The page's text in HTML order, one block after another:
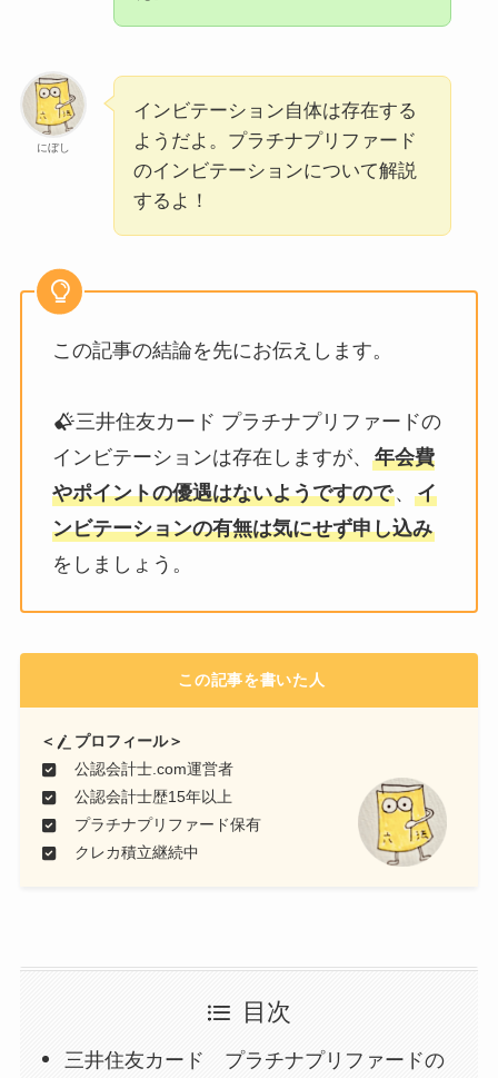
にぼし
インビテーション自体は存在する
ようだよ。プラチナプリファード
のインビテーションについて解説
するよ！
この記事の結論を先にお伝えします。
三井住友カード プラチナプリファードの
インビテーションは存在しますが、 年会費
やポイントの優遇はないようですので、 イ
ンビテーションの有無は気にせず申し込み
をしましょう。
この記事を書いた人
＜
プロフィール＞
公認会計士.com運営者
公認会計士歴15年以上
プラチナプリファード保有
クレカ積立継続中
目次
三井住友カード プラチナプリファードの